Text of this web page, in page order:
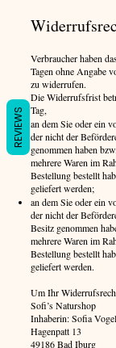
Verbraucher haben
Tagen ohne Angabe
zu widerrufen.
Die Widerrufsfrist
Tag,
an dem Sie oder ein
der nicht der
genommen haben
mehrere Waren im
Bestellung bestellt
geliefert werden;
an dem Sie oder ein
der nicht der
Besitz genommen
mehrere Waren im
Bestellung bestellt
geliefert werden.
Um Ihr
Sofi’s Naturshop
Inhaberin: Sofia
Hagenpatt 13
49186 Bad Iburg
REVIEWS